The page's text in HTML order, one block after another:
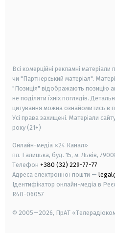
Всі комерційні рекламні
чи "Партнерський матеріал".
"Позиція" відображають позицію
не поділяти їхніх поглядів.
цитування можна ознайомитись в
Усі права захищені. Матеріали
року (21+)
Онлайн-медіа «24 Канал»
пл. Галицька, буд. 15, м. Львів,
Телефон +380 (32) 229-77-77
Адреса електронної пошти —
Ідентифікатор онлайн-медіа в
R40-06057
© 2005—2026, ПрАТ